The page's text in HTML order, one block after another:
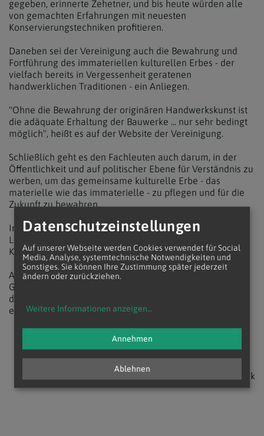
gegeben, erinnerte Zehetner, und bis heute würden alle
von gemachten Erfahrungen mit neuesten
Konservierungstechniken profitieren.
Daneben sei der Vereinigung auch die Bewahrung und
Fortführung des immateriellen kulturellen Erbes - der
vielfach bereits in Vergessenheit geratenen
handwerklichen Traditionen - ein Anliegen.
"Ohne die Bewahrung der originären Handwerkskunst ist
die adäquate Erhaltung der Bauwerke ... nur sehr bedingt
möglich", heißt es auf der Website der Vereinigung.
Schließlich geht es den Fachleuten auch darum, in der
Öffentlichkeit und auf politischer Ebene für Verständnis zu
werben, um das gemeinsame kulturelle Erbe - das
materielle wie das immaterielle - zu pflegen und für die
Zukunft zu bewahren.
In Österreich gehört neben dem Stephansdom auch der
Linzer Mariendom zu den von der Vereinigung erfassten
Kirchen, die meisten befinden sich in Deutschland.
Außerhalb des deutschsprachigen Raums sind
Gotteshäuser in Spanien, Italien, Frankreich, Rumänien, in
den Niederlanden, in Tschechien, Lettland und Norwegen
erfasst.
zurück
Datenschutzeinstellungen
Auf unserer Webseite werden Cookies verwendet für Social
Media, Analyse, systemtechnische Notwendigkeiten und
Sonstiges. Sie können Ihre Zustimmung später jederzeit
ändern oder zurückziehen.
Weitere Informationen anzeigen...
Ablehnen
Annehmen